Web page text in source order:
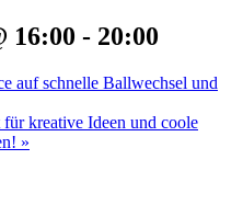
16:00 - 20:00
auf schnelle Ballwechsel und
kreative Ideen und coole
»